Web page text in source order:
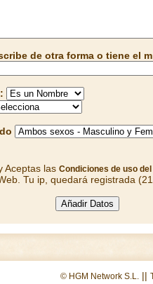
de otra forma o tiene el
Aceptas las Condiciones de uso del
Tu ip, quedará registrada
© HGM Network S.L. ||